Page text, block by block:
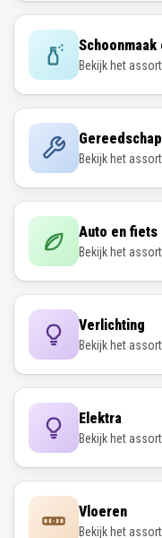
Schoonmaak
Bekijk het
Gereedschap
Bekijk het
Auto en fiets
Bekijk het
Verlichting
Bekijk het
Elektra
Bekijk het
Vloeren
Bekijk het